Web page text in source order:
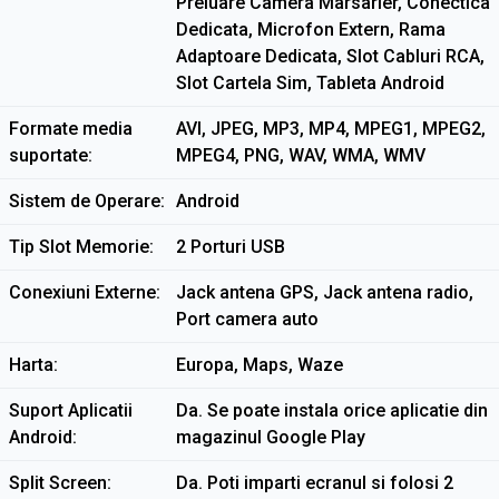
Dedicata, Microfon Extern, Rama
Adaptoare Dedicata, Slot Cabluri RCA,
Slot Cartela Sim, Tableta Android
Formate media
suportate
AVI, JPEG, MP3, MP4, MPEG1, MPEG2,
MPEG4, PNG, WAV, WMA, WMV
Sistem de Operare Android
Tip Slot Memorie 2 Porturi USB
Conexiuni Externe
Jack antena GPS, Jack antena radio,
Port camera auto
Harta Europa, Maps, Waze
Suport Aplicatii
Android
Da. Se poate instala orice aplicatie din
magazinul Google Play
Split Screen Da. Poti imparti ecranul si folosi 2